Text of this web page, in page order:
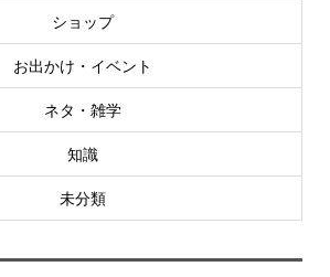
ショップ
お出かけ・イベント
ネタ・雑学
知識
未分類